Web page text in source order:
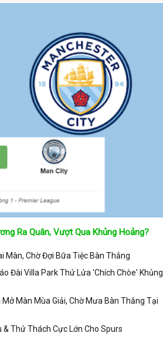
Ra Quân, Vượt Qua Khủng Hoảng?
Màn, Chờ Đợi Bữa Tiệc Bàn Thắng
Đài Villa Park Thử Lửa 'Chích Chòe' Khủng
Màn Mùa Giải, Chờ Mưa Bàn Thắng Tại
Thử Thách Cực Lớn Cho Spurs